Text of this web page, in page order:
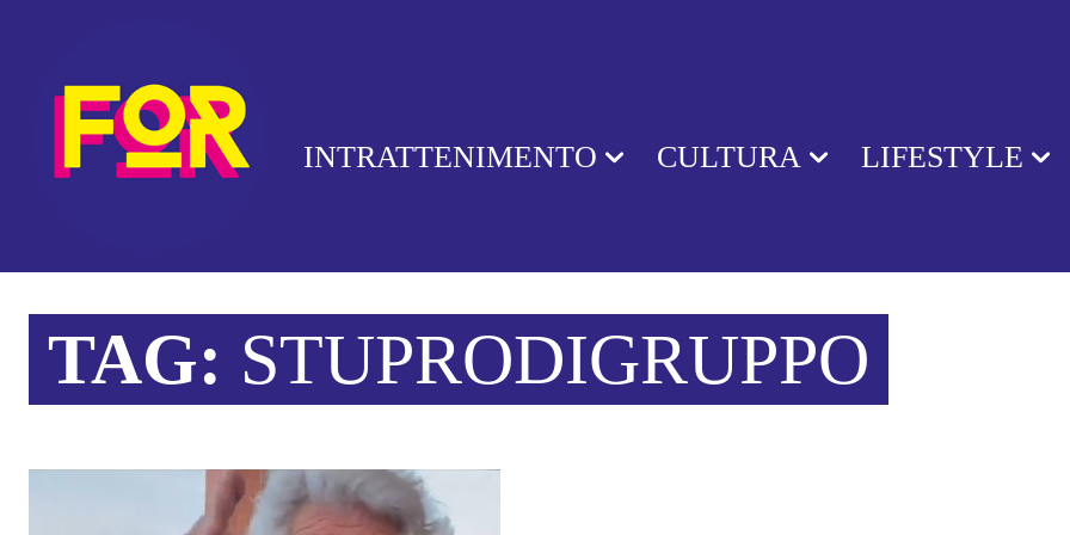
INTRATTENIMENTO CULTURA LIFESTYLE
TAG: STUPRODIGRUPPO